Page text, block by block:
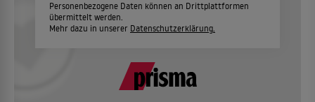
Personenbezogene Daten können an Drittplattformen
übermittelt werden.
Mehr dazu in unserer Datenschutzerklärung.